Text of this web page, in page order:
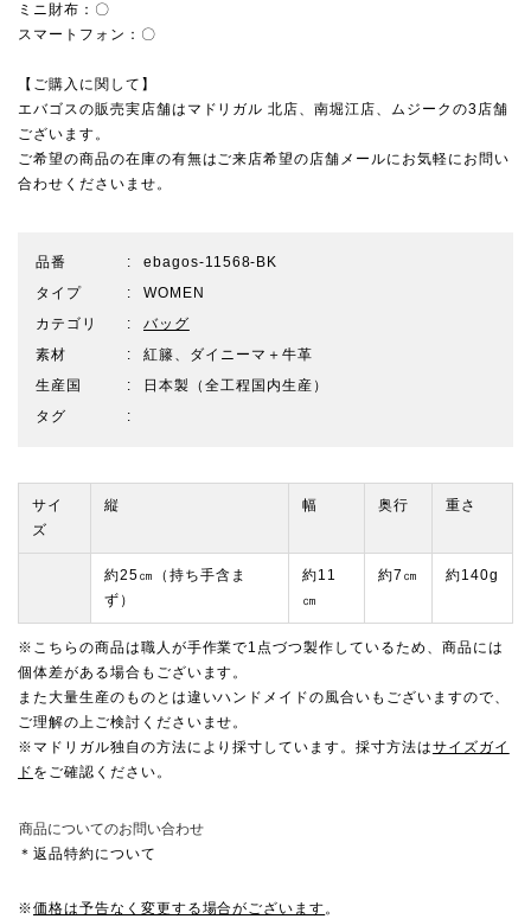
ミニ財布：〇
スマートフォン：〇
【ご購入に関して】
エバゴスの販売実店舗は マドリガル 北店、南堀江店、ムジーク の3店舗
ございます。
ご希望の商品の在庫の有無はご来店希望の店舗メールにお気軽にお問い
合わせくださいませ。
品番
ebagos-11568-BK
タイプ
WOMEN
カテゴリ
バッグ
素材
紅籐、ダイニーマ＋牛革
生産国
日本製（全工程国内生産）
タグ
サイ
ズ
縦 幅 奥行 重さ
約25㎝（持ち手含ま
ず）
約11
㎝
約7㎝ 約140g
※こちらの商品は職人が手作業で1点づつ製作しているため、商品には
個体差がある場合もございます。
また大量生産のものとは違いハンドメイドの風合いもございますので、
ご理解の上ご検討くださいませ。
※マドリガル独自の方法により採寸しています。採寸方法はサイズガイ
ド をご確認ください。
商品についてのお問い合わせ
＊返品特約について
※価格は予告なく変更する場合がございます。